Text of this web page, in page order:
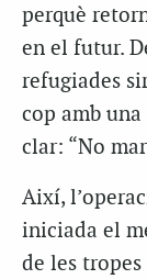
perquè
en el futur.
refugiades
cop amb
clar: “No
Així,
iniciada el
de les